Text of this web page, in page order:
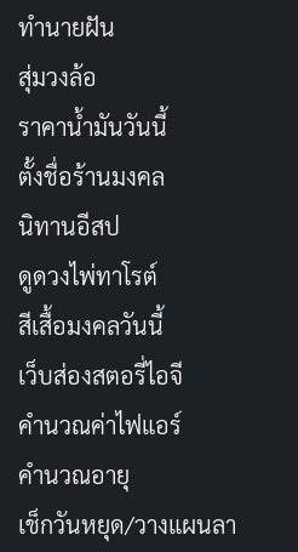
ทำนายฝัน
สุ่มวงล้อ
ราคาน้ำมันวันนี้
ตั้งชื่อร้านมงคล
นิทานอีสป
ดูดวงไพ่ทาโรต์
สีเสื้อมงคลวันนี้
เว็บส่องสตอรี่ไอจี
คำนวณค่าไฟแอร์
คำนวณอายุ
เช็กวันหยุด/วางแผนลา